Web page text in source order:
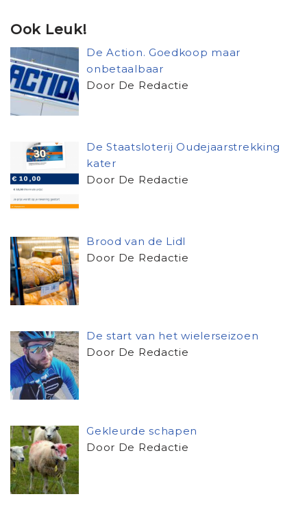
Ook Leuk!
De Action. Goedkoop maar
onbetaalbaar
Door De Redactie
De Staatsloterij Oudejaarstrekking
kater
Door De Redactie
Brood van de Lidl
Door De Redactie
De start van het wielerseizoen
Door De Redactie
Gekleurde schapen
Door De Redactie